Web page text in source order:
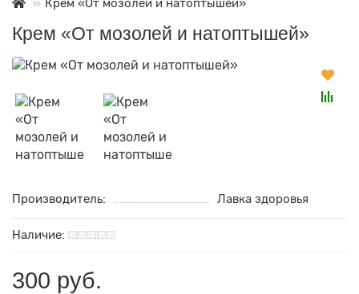
Крем «От мозолей и натоптышей»
Крем «От мозолей и натоптышей»
Производитель: Лавка здоровья
300 руб.